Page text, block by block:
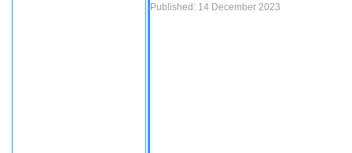
Published: 14 December 2023